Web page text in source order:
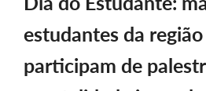
estudantes da
participam de